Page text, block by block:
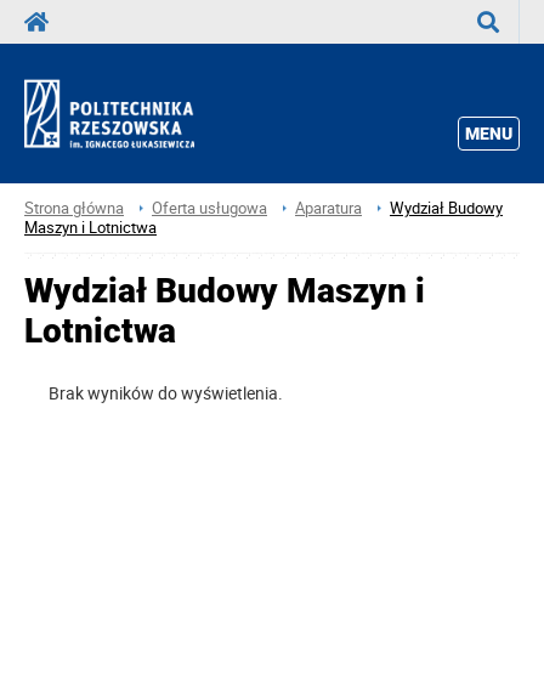
MENU
Strona główna Oferta usługowa Aparatura
Wydział Budowy
Maszyn i Lotnictwa
Wydział Budowy Maszyn i
Lotnictwa